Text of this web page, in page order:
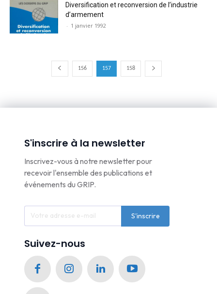
Diversification et reconversion de l’industrie
d’armement
- 1 janvier 1992
156 157 158
S'inscrire à la newsletter
Inscrivez-vous à notre newsletter pour
recevoir l'ensemble des publications et
événements du GRIP.
S'inscrire
Suivez-nous